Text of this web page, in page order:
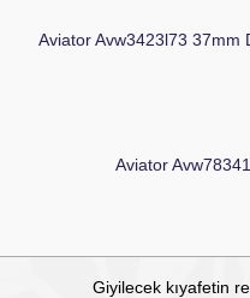
Aviator Avw3423l73 37mm
Aviator
Giyilecek kıyafetin